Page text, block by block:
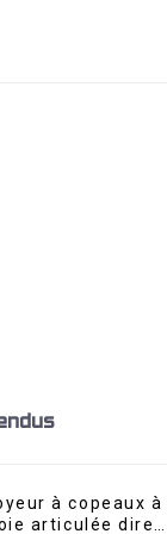
à copeaux à
articulée